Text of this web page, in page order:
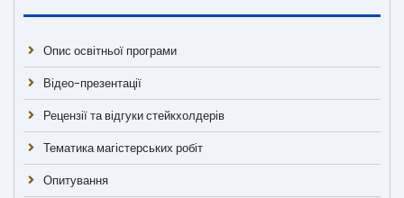
Опис освітньої програми
Відео-презентації
Рецензії та відгуки стейкхолдерів
Тематика магістерських робіт
Опитування